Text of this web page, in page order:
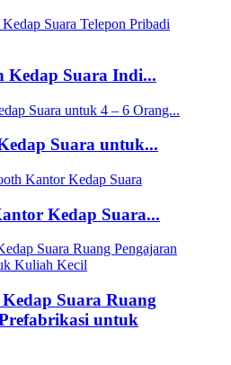
Kedap Suara Indi...
Suara untuk...
Kedap Suara...
Suara Ruang
untuk